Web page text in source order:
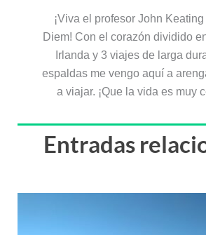
¡Viva el profesor John
Diem! Con el corazón dividido
Irlanda y 3 viajes de larga
espaldas me vengo aquí a
a viajar. ¡Que la vida es muy
Entradas